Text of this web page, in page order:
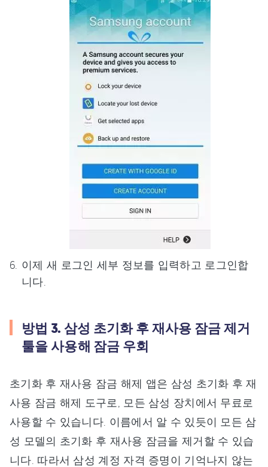
이제 새 로그인 세부 정보를 입력하고 로그인합
니다.
방법 3. 삼성 초기화 후 재사용 잠금 제거
툴을 사용해 잠금 우회
초기화 후 재사용 잠금 해제 앱은 삼성 초기화 후 재
사용 잠금 해제 도구로, 모든 삼성 장치에서 무료로
사용할 수 있습니다. 이름에서 알 수 있듯이 모든 삼
성 모델의 초기화 후 재사용 잠금을 제거할 수 있습
니다. 따라서 삼성 계정 자격 증명이 기억나지 않는